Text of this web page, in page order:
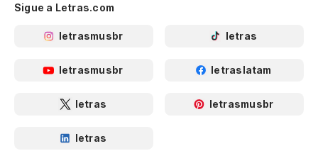
Sigue a Letras.com
letrasmusbr letras
letrasmusbr letraslatam
letras letrasmusbr
letras